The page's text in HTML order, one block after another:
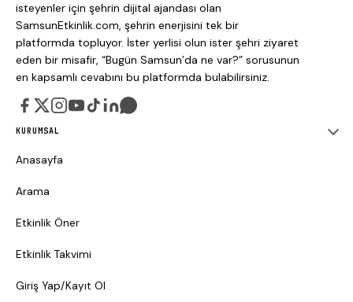
isteyenler için şehrin dijital ajandası olan
SamsunEtkinlik.com, şehrin enerjisini tek bir
platformda topluyor. İster yerlisi olun ister şehri ziyaret
eden bir misafir, “Bugün Samsun’da ne var?” sorusunun
en kapsamlı cevabını bu platformda bulabilirsiniz.
KURUMSAL
Anasayfa
Arama
Etkinlik Öner
Etkinlik Takvimi
Giriş Yap/Kayıt Ol